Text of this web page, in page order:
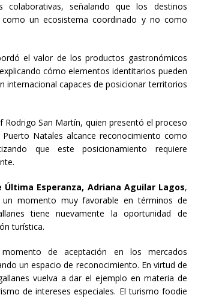
colaborativas, señalando que los destinos
un ecosistema coordinado y no como
el valor de los productos gastronómicos
cómo elementos identitarios pueden
capaces de posicionar territorios
San Martín, quien presentó el proceso
Natales alcance reconocimiento como
que este posicionamiento requiere
Esperanza, Adriana Aguilar Lagos,
momento muy favorable en términos de
tiene nuevamente la oportunidad de
turística.
de aceptación en los mercados
un espacio de reconocimiento. En virtud de
vuelva a dar el ejemplo en materia de
de intereses especiales. El turismo foodie